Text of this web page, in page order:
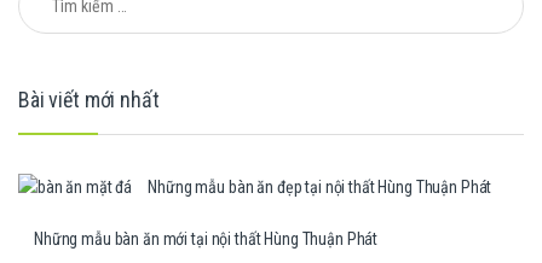
Bài viết mới nhất
Những mẫu bàn ăn đẹp tại nội thất Hùng Thuận Phát
Những mẫu bàn ăn mới tại nội thất Hùng Thuận Phát